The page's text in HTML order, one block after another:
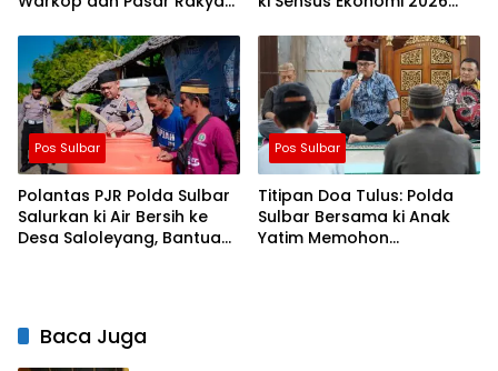
Akurat
Pos Sulbar
Polantas PJR Polda Sulbar
Salurkan ki Air Bersih ke
Desa Saloleyang, Bantuan
Pos Sulbar
Titipan Doa Tulus: Polda
Sulbar Bersama ki Anak
Yatim Memohon
Baca Juga